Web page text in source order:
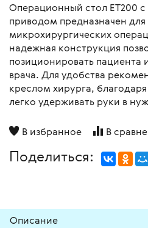
Операционный стол ЕТ200
приводом предназначен
микрохирургических
надежная конструкция
позиционировать пациента
врача. Для удобства
креслом хирурга,
легко удерживать руки в
В избранное В
Поделиться:
Описание